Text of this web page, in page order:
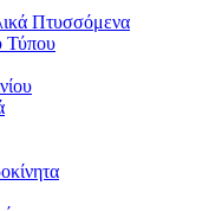
Πτυσσόμενα
Τύπου